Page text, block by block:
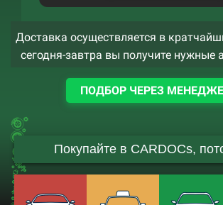
Доставка осуществляется в
сегодня-завтра вы получите нужные
ПОДБОР ЧЕРЕЗ
Покупайте в CARDOCs,